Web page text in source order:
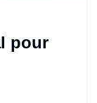
pour